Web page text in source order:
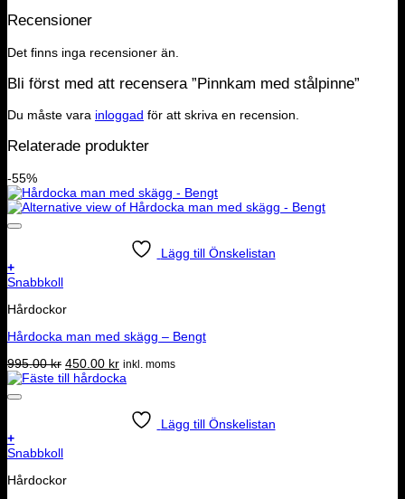
Recensioner
Det finns inga recensioner än.
Bli först med att recensera ”Pinnkam med stålpinne”
Du måste vara inloggad för att skriva en recension.
Relaterade produkter
-55%
Lägg till Önskelistan
+
Snabbkoll
Hårdockor
Hårdocka man med skägg – Bengt
995.00kr Det
ursprungliga
450.00 krDet
nuvarande
450.00 kr.
inkl. moms
Lägg till Önskelistan
+
Snabbkoll
Hårdockor